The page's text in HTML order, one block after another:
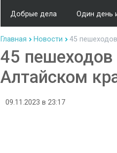
Добрые дела Один день
Главная Новости 45
45
Алтайском
09.11.2023 в 23:17